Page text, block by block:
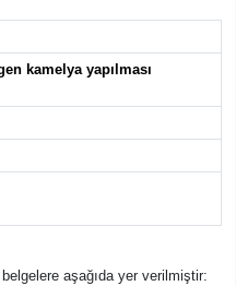
kamelya yapılması
aşağıda yer verilmiştir: